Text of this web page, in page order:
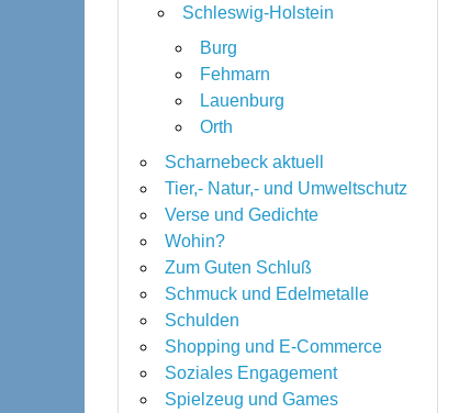
Schleswig-Holstein
Burg
Fehmarn
Lauenburg
Orth
Scharnebeck aktuell
Tier,- Natur,- und Umweltschutz
Verse und Gedichte
Wohin?
Zum Guten Schluß
Schmuck und Edelmetalle
Schulden
Shopping und E-Commerce
Soziales Engagement
Spielzeug und Games